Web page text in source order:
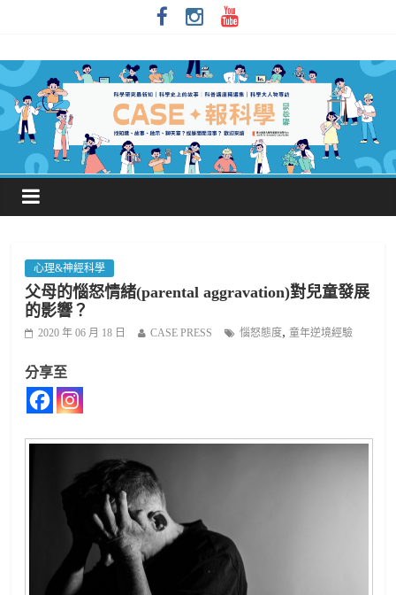
心理&神經科學
父母的惱怒情緒(parental aggravation)對兒童發展
的影響？
2020 年 06 月 18 日 CASE PRESS 惱怒態度,童年逆境經驗
分享至